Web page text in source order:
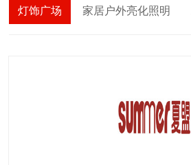
灯饰广场 家居户外亮化照明